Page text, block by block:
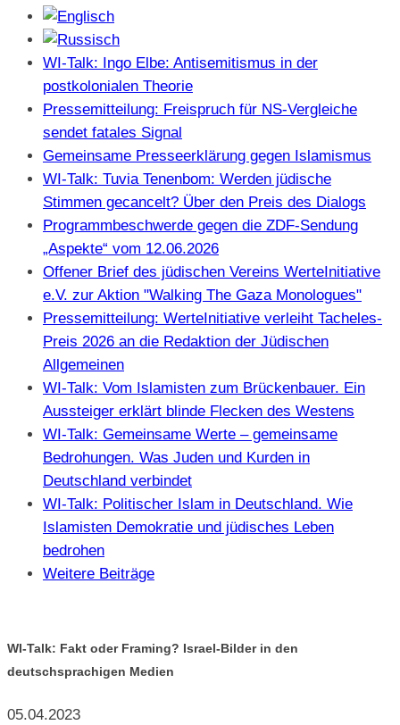
WI-Talk: Ingo Elbe: Antisemitismus in der
postkolonialen Theorie
Pressemitteilung: Freispruch für NS-Vergleiche
sendet fatales Signal
Gemeinsame Presseerklärung gegen Islamismus
WI-Talk: Tuvia Tenenbom: Werden jüdische
Stimmen gecancelt? Über den Preis des Dialogs
Programmbeschwerde gegen die ZDF-Sendung
„Aspekte“ vom 12.06.2026
Offener Brief des jüdischen Vereins WerteInitiative
e.V. zur Aktion "Walking The Gaza Monologues"
Pressemitteilung: WerteInitiative verleiht Tacheles-
Preis 2026 an die Redaktion der Jüdischen
Allgemeinen
WI-Talk: Vom Islamisten zum Brückenbauer. Ein
Aussteiger erklärt blinde Flecken des Westens
WI-Talk: Gemeinsame Werte – gemeinsame
Bedrohungen. Was Juden und Kurden in
Deutschland verbindet
WI-Talk: Politischer Islam in Deutschland. Wie
Islamisten Demokratie und jüdisches Leben
bedrohen
Weitere Beiträge
WI-Talk: Fakt oder Framing? Israel-Bilder in den
deutschsprachigen Medien
05.04.2023